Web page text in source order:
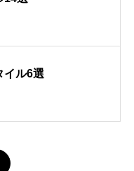
イル6選